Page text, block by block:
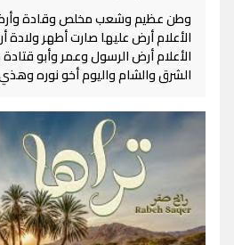
وطن عظيم وشعب مخلص وقادة
الأعلام أرض عليها صارت أطهر ولادة
الأعلام أرض الرسول وعمر وأبو
الشرق والشام واليوم أخو نوره